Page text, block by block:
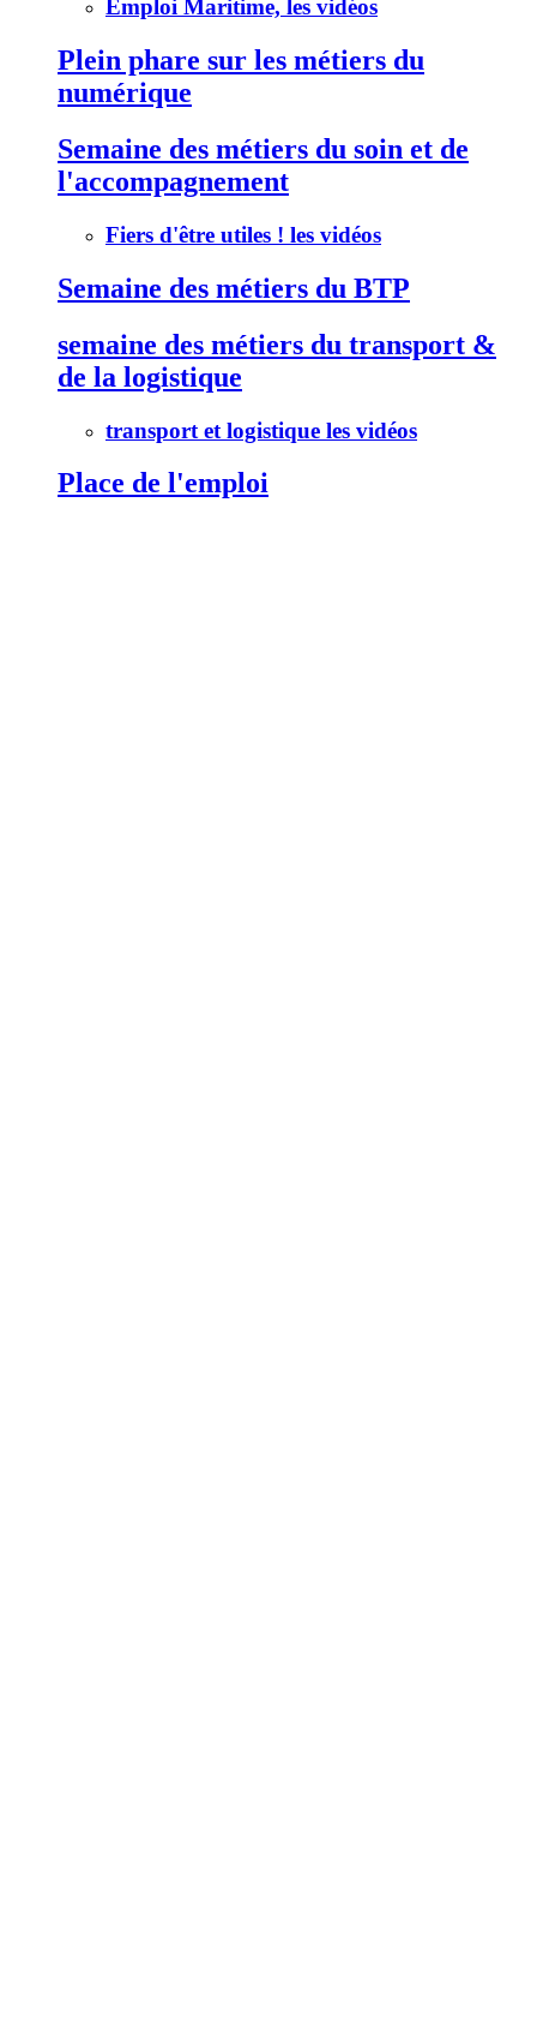
Emploi Maritime, les vidéos
Plein phare sur les métiers du
numérique
Semaine des métiers du soin et de
l'accompagnement
Fiers d'être utiles ! les vidéos
Semaine des métiers du BTP
semaine des métiers du transport &
de la logistique
transport et logistique les vidéos
Place de l'emploi